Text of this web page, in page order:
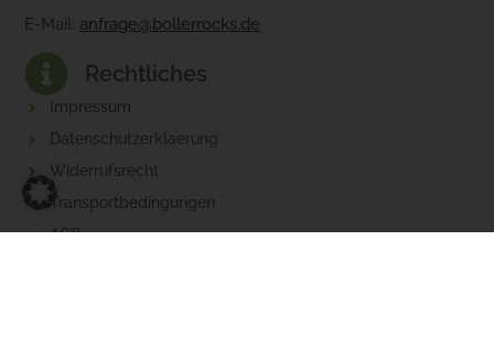
E-Mail: anfrage@bollerrocks.de
Rechtliches
Impressum
Datenschutzerklaerung
Widerrufsrecht
Transportbedingungen
AGB